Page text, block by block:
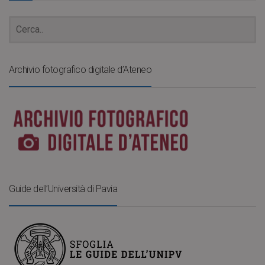
Archivio fotografico digitale d’Ateneo
Guide dell’Università di Pavia